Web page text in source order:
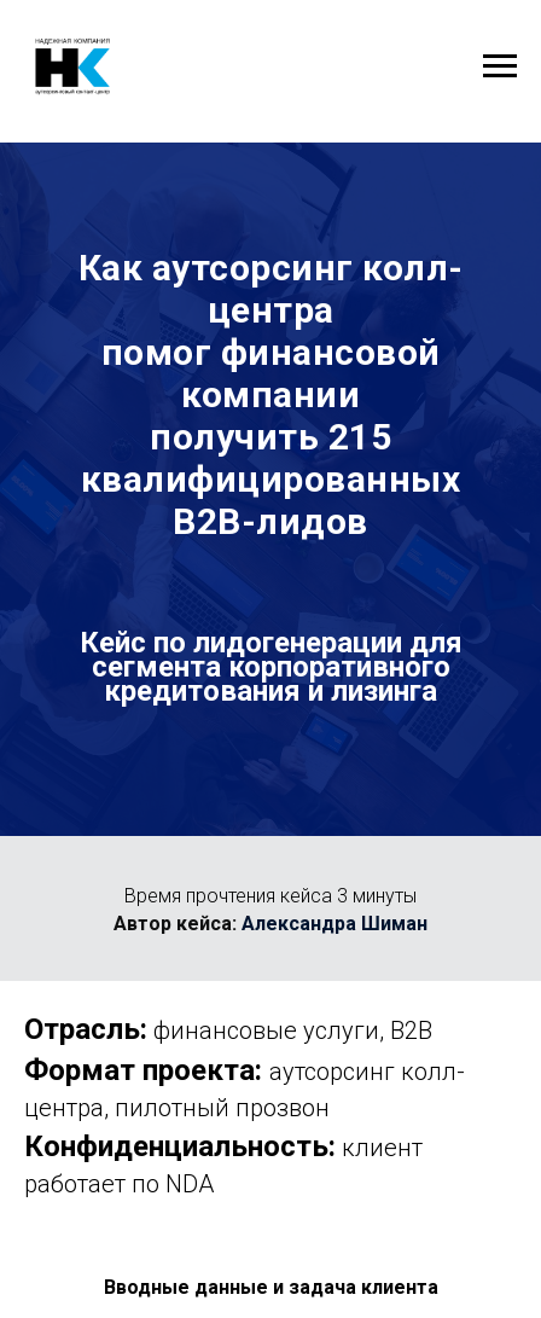
Как аутсорсинг колл-
центра
помог финансовой
компании
получить 215
квалифицированных
B2B-лидов
Кейс по лидогенерации для
сегмента корпоративного
кредитования и лизинга
Время прочтения кейса 3 минуты
Автор кейса: Александра Шиман
Отрасль: финансовые услуги, B2B
Формат проекта: аутсорсинг колл-
центра, пилотный прозвон
Конфиденциальность: клиент
работает по NDA
Вводные данные и задача клиента